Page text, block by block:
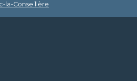
la-Conseillère